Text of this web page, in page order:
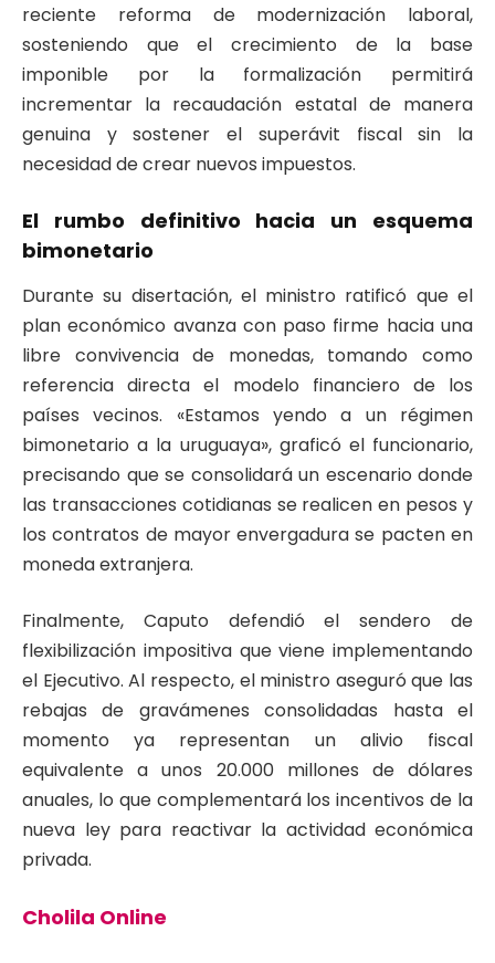
reciente reforma de modernización laboral,
sosteniendo que el crecimiento de la base
imponible por la formalización permitirá
incrementar la recaudación estatal de manera
genuina y sostener el superávit fiscal sin la
necesidad de crear nuevos impuestos.
El rumbo definitivo hacia un esquema
bimonetario
Durante su disertación, el ministro ratificó que el
plan económico avanza con paso firme hacia una
libre convivencia de monedas, tomando como
referencia directa el modelo financiero de los
países vecinos. «Estamos yendo a un régimen
bimonetario a la uruguaya», graficó el funcionario,
precisando que se consolidará un escenario donde
las transacciones cotidianas se realicen en pesos y
los contratos de mayor envergadura se pacten en
moneda extranjera.
Finalmente, Caputo defendió el sendero de
flexibilización impositiva que viene implementando
el Ejecutivo. Al respecto, el ministro aseguró que las
rebajas de gravámenes consolidadas hasta el
momento ya representan un alivio fiscal
equivalente a unos 20.000 millones de dólares
anuales, lo que complementará los incentivos de la
nueva ley para reactivar la actividad económica
privada.
Cholila Online